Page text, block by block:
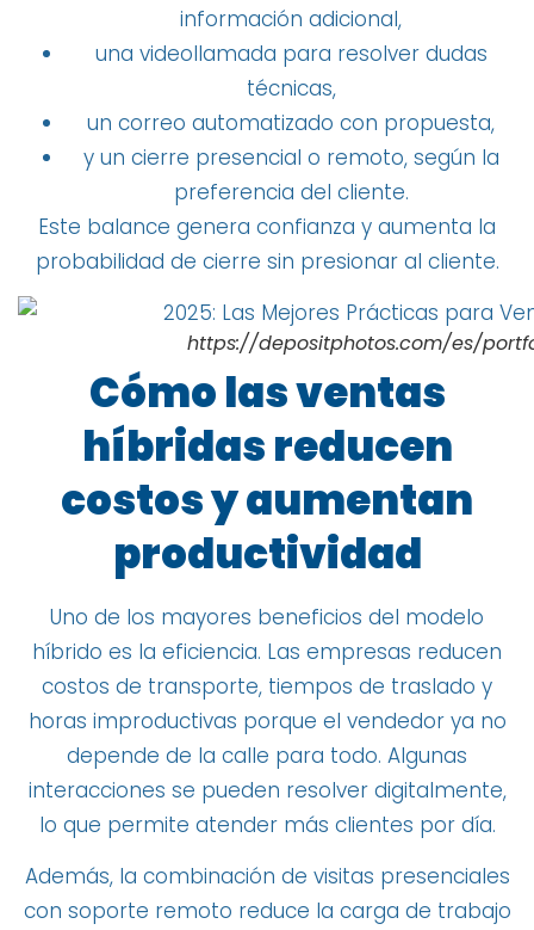
información adicional,
una videollamada para resolver dudas
técnicas,
un correo automatizado con propuesta,
y un cierre presencial o remoto, según la
preferencia del cliente.
Este balance genera confianza y aumenta la
probabilidad de cierre sin presionar al cliente.
https://depositphotos.com/es/
Cómo las ventas
híbridas reducen
costos y aumentan
productividad
Uno de los mayores beneficios del modelo
híbrido es la eficiencia. Las empresas reducen
costos de transporte, tiempos de traslado y
horas improductivas porque el vendedor ya no
depende de la calle para todo. Algunas
interacciones se pueden resolver digitalmente,
lo que permite atender más clientes por día.
Además, la combinación de visitas presenciales
con soporte remoto reduce la carga de trabajo